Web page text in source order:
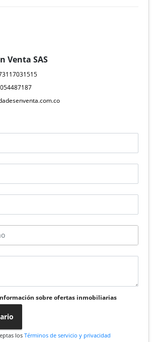
Venta SAS
sobre ofertas inmobiliarias
los Términos de servicio y privacidad